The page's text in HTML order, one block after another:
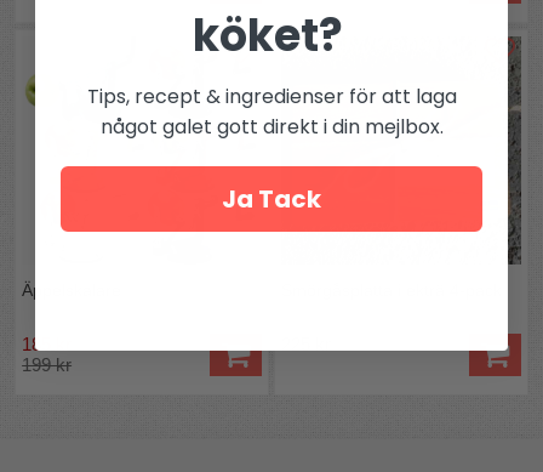
Äppelskalare
185 kr
199 kr
köket?
Tips, recept & ingredienser för att laga
något galet gott direkt i din mejlbox.
Ja Tack